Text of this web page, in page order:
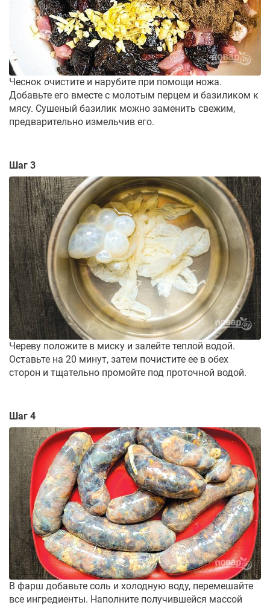
Чеснок очистите и нарубите при помощи ножа.
Добавьте его вместе с молотым перцем и базиликом к
мясу. Сушеный базилик можно заменить свежим,
предварительно измельчив его.
Шаг 3
Череву положите в миску и залейте теплой водой.
Оставьте на 20 минут, затем почистите ее в обех
сторон и тщательно промойте под проточной водой.
Шаг 4
В фарш добавьте соль и холодную воду, перемешайте
все ингредиенты. Наполните получившейся массой